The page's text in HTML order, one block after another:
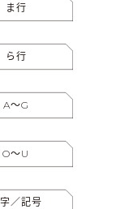
ま行
ら行
A〜G
O〜U
／記号